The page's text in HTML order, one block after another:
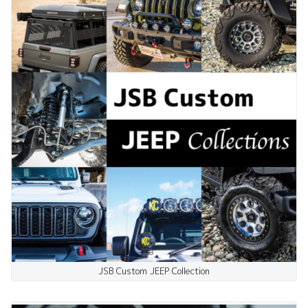
JSB Custom JEEP Collection